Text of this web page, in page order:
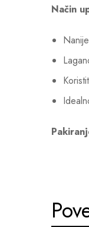
Način